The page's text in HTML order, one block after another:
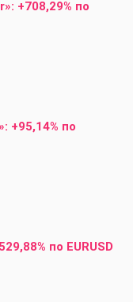
+708,29% по
+95,14% по
по EURUSD